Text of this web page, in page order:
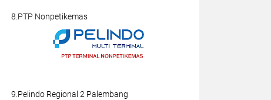
8.PTP Nonpetikemas
9.Pelindo Regional 2 Palembang